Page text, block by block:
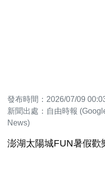
發布時間：2026/07/09
新聞出處：自由時報
News)
澎湖太陽城FUN暑假歡